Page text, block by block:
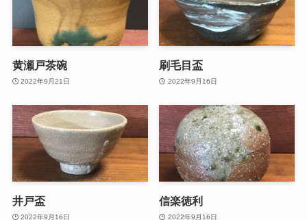
黄瀬戸茶碗
2022年9月21日
刷毛目盃
2022年9月16日
井戸盃
2022年9月16日
信楽徳利
2022年9月16日